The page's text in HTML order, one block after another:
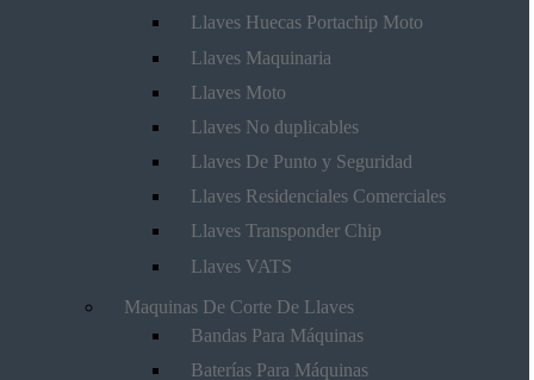
Llaves Huecas Portachip Moto
Llaves Maquinaria
Llaves Moto
Llaves No duplicables
Llaves De Punto y Seguridad
Llaves Residenciales Comerciales
Llaves Transponder Chip
Llaves VATS
Maquinas De Corte De Llaves
Bandas Para Máquinas
Baterías Para Máquinas